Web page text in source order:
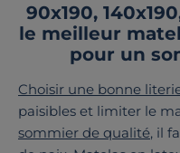
90x190,
le meilleur
pour un
Choisir une bonne
paisibles et limiter le
sommier de qualité, il